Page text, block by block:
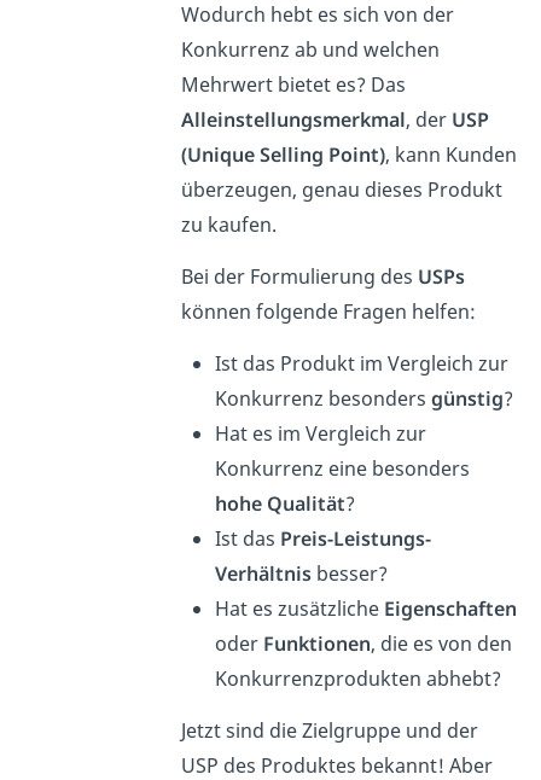
Wodurch hebt es sich von der
Konkurrenz ab und welchen
Mehrwert bietet es? Das
Alleinstellungsmerkmal, der USP
(Unique Selling Point), kann Kunden
überzeugen, genau dieses Produkt
zu kaufen.
Bei der Formulierung des USPs
können folgende Fragen helfen:
Ist das Produkt im Vergleich zur
Konkurrenz besonders günstig?
Hat es im Vergleich zur
Konkurrenz eine besonders
hohe Qualität?
Ist das Preis-Leistungs-
Verhältnisbesser?
Hat es zusätzliche Eigenschaften
oder Funktionen, die es von den
Konkurrenzprodukten abhebt?
Jetzt sind die Zielgruppe und der
USP des Produktes bekannt! Aber